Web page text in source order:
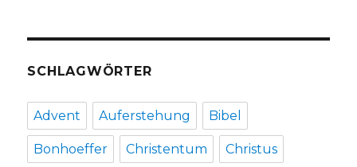
SCHLAGWÖRTER
Advent Auferstehung Bibel
Bonhoeffer Christentum Christus